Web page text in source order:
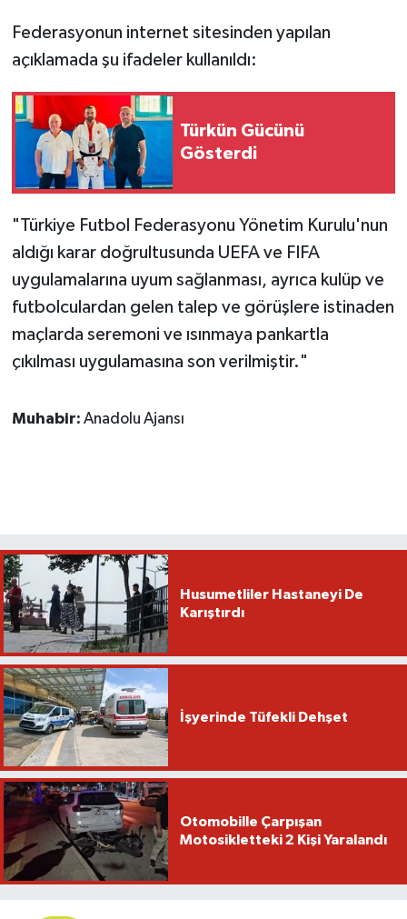
Federasyonun internet sitesinden yapılan
açıklamada şu ifadeler kullanıldı:
Türkün Gücünü
Gösterdi
"Türkiye Futbol Federasyonu Yönetim Kurulu'nun
aldığı karar doğrultusunda UEFA ve FIFA
uygulamalarına uyum sağlanması, ayrıca kulüp ve
futbolculardan gelen talep ve görüşlere istinaden
maçlarda seremoni ve ısınmaya pankartla
çıkılması uygulamasına son verilmiştir."
Muhabir: Anadolu Ajansı
Husumetliler Hastaneyi De
Karıştırdı
İşyerinde Tüfekli Dehşet
Otomobille Çarpışan
Motosikletteki 2 Kişi Yaralandı